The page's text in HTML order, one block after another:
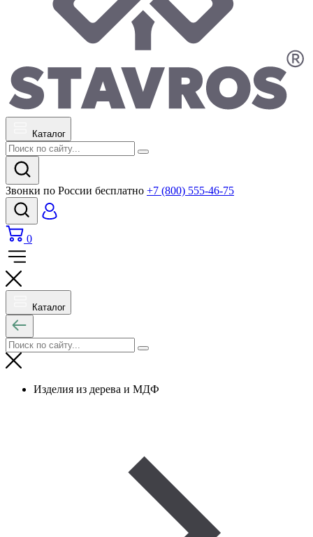
Каталог
Звонки по России бесплатно +7 (800) 555-46-75
0
Каталог
Изделия из дерева и МДФ